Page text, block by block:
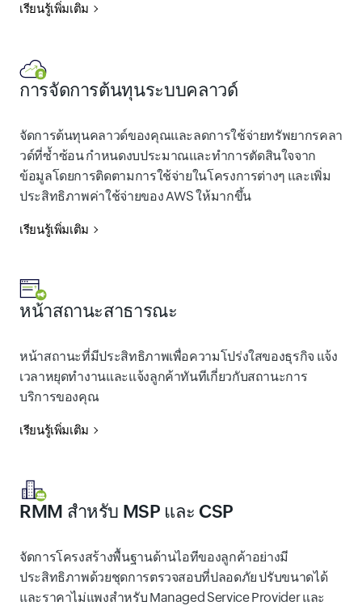
เรียนรู้เพิ่มเติม
การจัดการต้นทุนระบบคลาวด์
จัดการต้นทุนคลาวด์ของคุณและลดการใช้จ่ายทรัพยากรคลา
วด์ที่ซ้ำซ้อน กำหนดงบประมาณและทำการตัดสินใจจาก
ข้อมูลโดยการติดตามการใช้จ่ายในโครงการต่างๆ และเพิ่ม
ประสิทธิภาพค่าใช้จ่ายของ AWS ให้มากขึ้น
เรียนรู้เพิ่มเติม
หน้าสถานะสาธารณะ
หน้าสถานะที่มีประสิทธิภาพเพื่อความโปร่งใสของธุรกิจ แจ้ง
เวลาหยุดทำงานและแจ้งลูกค้าทันทีเกี่ยวกับสถานะการ
บริการของคุณ
เรียนรู้เพิ่มเติม
RMM สำหรับ MSP และ CSP
จัดการโครงสร้างพื้นฐานด้านไอทีของลูกค้าอย่างมี
ประสิทธิภาพด้วยชุดการตรวจสอบที่ปลอดภัย ปรับขนาดได้
และราคาไม่แพงสำหรับ Managed Service Provider และ